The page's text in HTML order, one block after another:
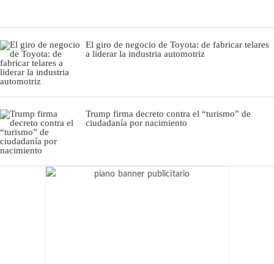
El giro de negocio de Toyota: de fabricar telares
a liderar la industria automotriz
Trump firma decreto contra el “turismo” de
ciudadanía por nacimiento